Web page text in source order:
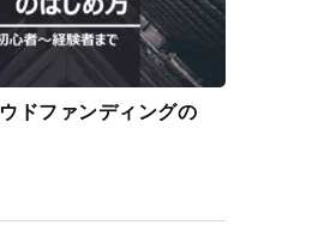
ドファンディングの